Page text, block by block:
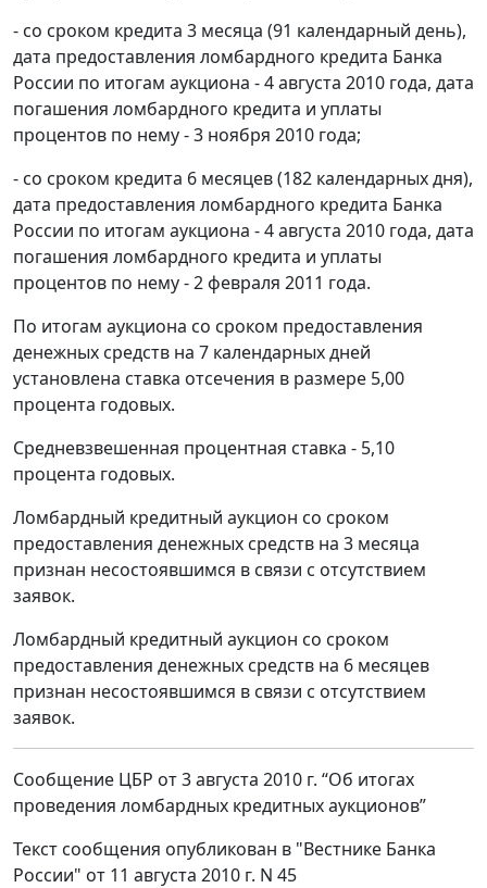
- со сроком кредита 3 месяца (91 календарный день),
дата предоставления ломбардного кредита Банка
России по итогам аукциона - 4 августа 2010 года, дата
погашения ломбардного кредита и уплаты
процентов по нему - 3 ноября 2010 года;
- со сроком кредита 6 месяцев (182 календарных дня),
дата предоставления ломбардного кредита Банка
России по итогам аукциона - 4 августа 2010 года, дата
погашения ломбардного кредита и уплаты
процентов по нему - 2 февраля 2011 года.
По итогам аукциона со сроком предоставления
денежных средств на 7 календарных дней
установлена ставка отсечения в размере 5,00
процента годовых.
Средневзвешенная процентная ставка - 5,10
процента годовых.
Ломбардный кредитный аукцион со сроком
предоставления денежных средств на 3 месяца
признан несостоявшимся в связи с отсутствием
заявок.
Ломбардный кредитный аукцион со сроком
предоставления денежных средств на 6 месяцев
признан несостоявшимся в связи с отсутствием
заявок.
Сообщение ЦБР от 3 августа 2010 г. “Об итогах
проведения ломбардных кредитных аукционов”
Текст сообщения опубликован в "Вестнике Банка
России" от 11 августа 2010 г. N 45